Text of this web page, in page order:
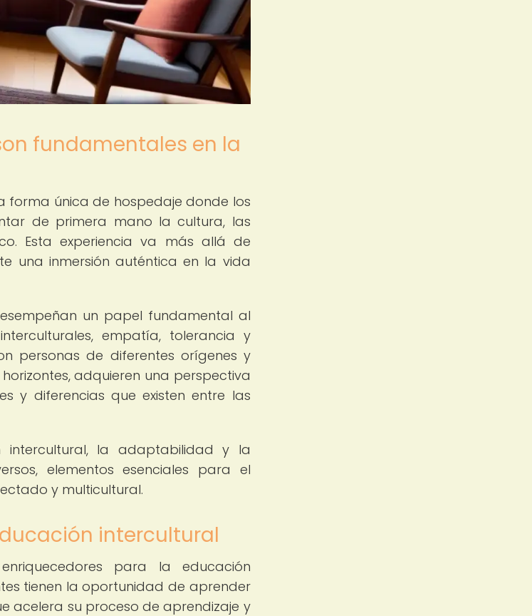
fundamentales en la
forma única de hospedaje donde los
de primera mano la cultura, las
Esta experiencia va más allá de
una inmersión auténtica en la vida
un papel fundamental al
empatía, tolerancia y
personas de diferentes orígenes y
adquieren una perspectiva
y diferencias que existen entre las
intercultural, la adaptabilidad y la
elementos esenciales para el
y multicultural.
intercultural
para la educación
tienen la oportunidad de aprender
acelera su proceso de aprendizaje y